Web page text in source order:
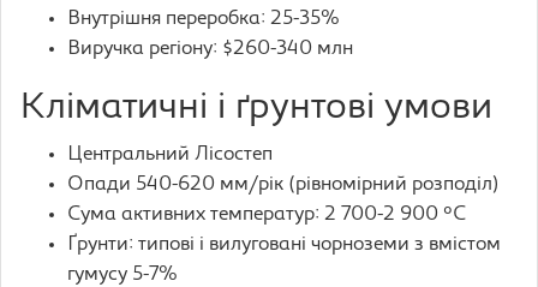
Внутрішня переробка: 25-35%
Виручка регіону: $260-340 млн
Кліматичні і ґрунтові умови
Центральний Лісостеп
Опади 540-620 мм/рік (рівномірний розподіл)
Сума активних температур: 2 700-2 900 °C
Ґрунти: типові і вилуговані чорноземи з вмістом
гумусу 5-7%